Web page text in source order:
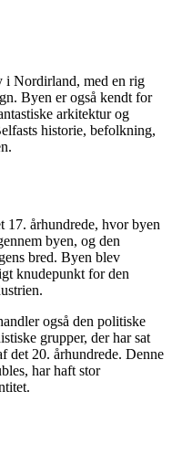
i Nordirland, med en rig
Byen er også kendt for
arkitektur og
historie, befolkning,
17. århundrede, hvor byen
byen, og den
bred. Byen blev
knudepunkt for den
også den politiske
grupper, der har sat
det 20. århundrede. Denne
har haft stor